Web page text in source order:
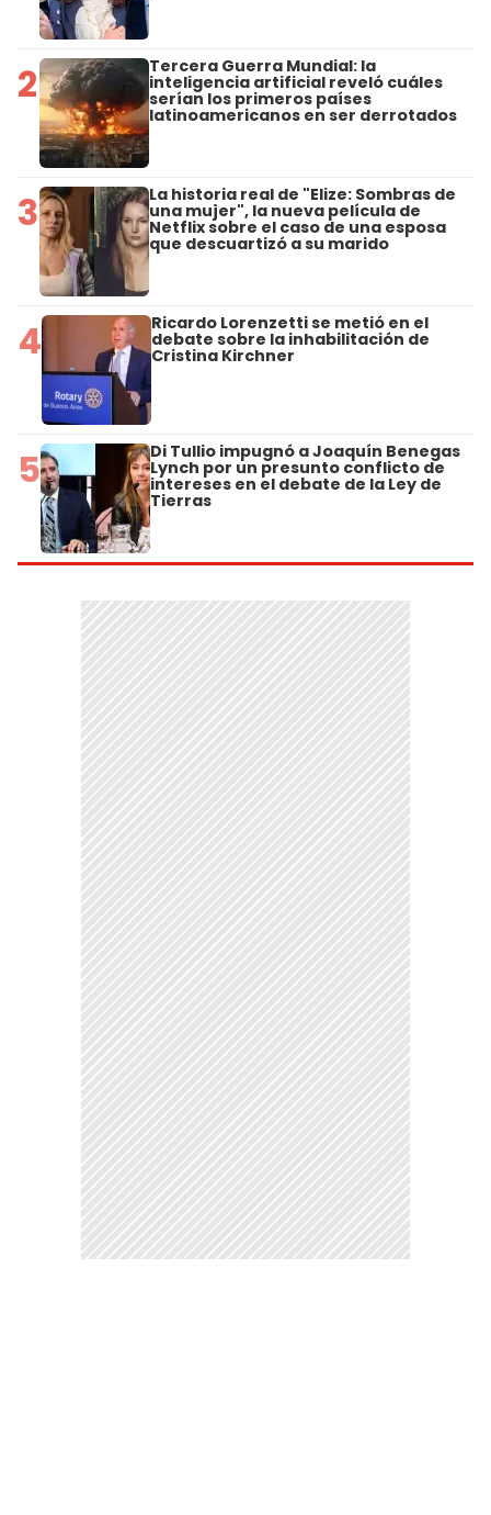
2 Tercera Guerra Mundial: la
inteligencia artificial reveló cuáles
serían los primeros países
latinoamericanos en ser derrotados
3 La historia real de "Elize: Sombras de
una mujer", la nueva película de
Netflix sobre el caso de una esposa
que descuartizó a su marido
4 Ricardo Lorenzetti se metió en el
debate sobre la inhabilitación de
Cristina Kirchner
5 Di Tullio impugnó a Joaquín Benegas
Lynch por un presunto conflicto de
intereses en el debate de la Ley de
Tierras